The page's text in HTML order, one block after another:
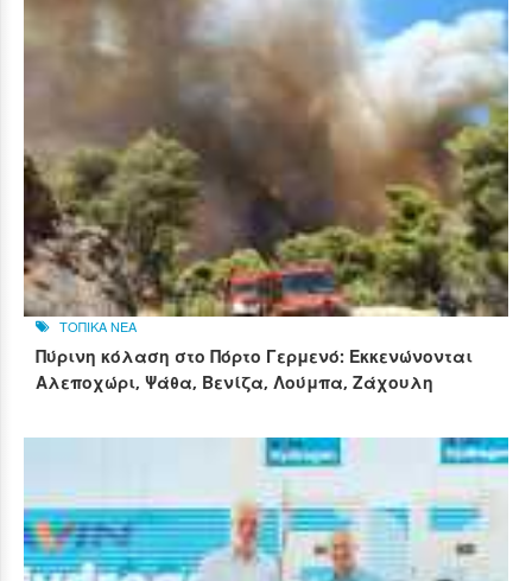
ΤΟΠΙΚΑ ΝΕΑ
Πύρινη κόλαση στο Πόρτο Γερμενό: Εκκενώνονται
Αλεποχώρι, Ψάθα, Βενίζα, Λούμπα, Ζάχουλη